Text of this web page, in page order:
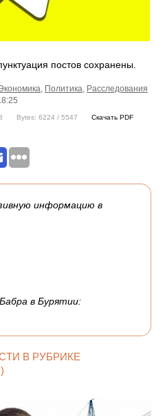
постов сохранены.
, Политика, Расследования
Bytes: 6224 / 5547 Скачать PDF
информацию в
в Бурятии:
В РУБРИКЕ